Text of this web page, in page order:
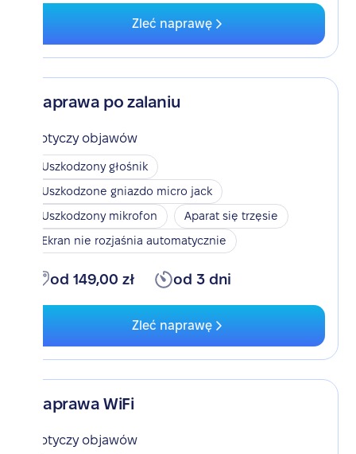
Zleć naprawę
Naprawa po zalaniu
Dotyczy objawów
Uszkodzony głośnik
Uszkodzone gniazdo micro jack
Uszkodzony mikrofon
Aparat się trzęsie
Ekran nie rozjaśnia automatycznie
od 149,00 zł od 3 dni
Zleć naprawę
Naprawa WiFi
Dotyczy objawów